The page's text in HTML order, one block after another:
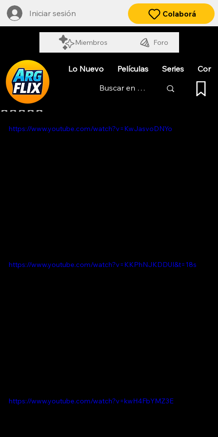
Iniciar sesión
Miembros Foro
Colaborá
Lo Nuevo Películas Series
LOS RAMPANTE
Obtuvo NaN de 5 estrellas.
https://www.youtube.com/watch?v=KwJasvoDNYo
https://www.youtube.com/watch?v=KKPhNJKDDUI&t=18s
https://www.youtube.com/watch?v=kwH4FbYMZ3E